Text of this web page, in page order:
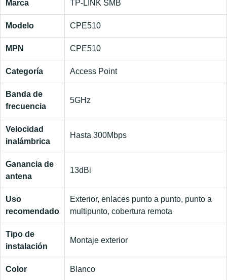
Marca TP-LINK SMB
Modelo CPE510
MPN CPE510
Categoría Access Point
Banda de
frecuencia
5GHz
Velocidad
inalámbrica
Hasta 300Mbps
Ganancia de
antena
13dBi
Uso
recomendado
Exterior, enlaces punto a punto, punto a
multipunto, cobertura remota
Tipo de
instalación
Montaje exterior
Color Blanco